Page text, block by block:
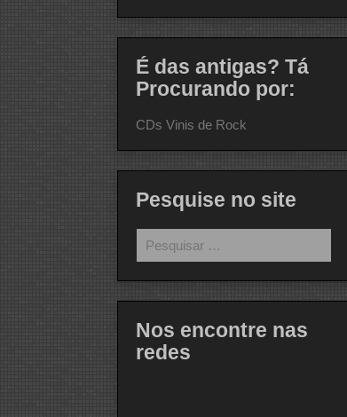
É das antigas? Tá
Procurando por:
CDs Vinis de Rock
Pesquise no site
por:
Nos encontre nas
redes